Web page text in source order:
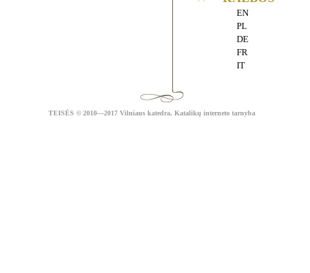
EN
PL
DE
FR
IT
TEISĖS © 2010—2017 Vilniaus katedra, Katalikų interneto tarnyba